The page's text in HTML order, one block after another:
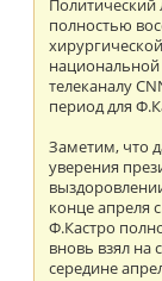
Политический
полностью
телеканалу
период для
Заметим, что
уверения
конце апреля
Ф.Кастро
вновь взял на
середине